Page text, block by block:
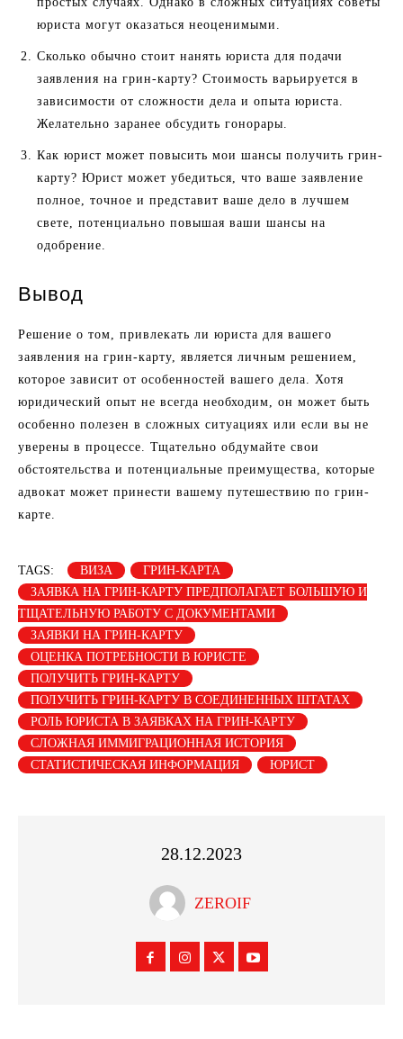
юриста могут оказаться неоценимыми.
Сколько обычно стоит нанять юриста для подачи
заявления на грин-карту? Стоимость варьируется в
зависимости от сложности дела и опыта юриста.
Желательно заранее обсудить гонорары.
Как юрист может повысить мои шансы получить грин-
карту? Юрист может убедиться, что ваше заявление
полное, точное и представит ваше дело в лучшем
свете, потенциально повышая ваши шансы на
одобрение.
Вывод
Решение о том, привлекать ли юриста для вашего
заявления на грин-карту, является личным решением,
которое зависит от особенностей вашего дела. Хотя
юридический опыт не всегда необходим, он может быть
особенно полезен в сложных ситуациях или если вы не
уверены в процессе. Тщательно обдумайте свои
обстоятельства и потенциальные преимущества, которые
адвокат может принести вашему путешествию по грин-
карте.
TAGS: ВИЗА
ГРИН-КАРТА
ЗАЯВКА НА ГРИН-КАРТУ ПРЕДПОЛАГАЕТ БОЛЬШУЮ И
ТЩАТЕЛЬНУЮ РАБОТУ С ДОКУМЕНТАМИ
ЗАЯВКИ НА ГРИН-КАРТУ
ОЦЕНКА ПОТРЕБНОСТИ В ЮРИСТЕ
ПОЛУЧИТЬ ГРИН-КАРТУ
ПОЛУЧИТЬ ГРИН-КАРТУ В СОЕДИНЕННЫХ ШТАТАХ
РОЛЬ ЮРИСТА В ЗАЯВКАХ НА ГРИН-КАРТУ
СЛОЖНАЯ ИММИГРАЦИОННАЯ ИСТОРИЯ
СТАТИСТИЧЕСКАЯ ИНФОРМАЦИЯ
ЮРИСТ
28.12.2023
ZEROIF